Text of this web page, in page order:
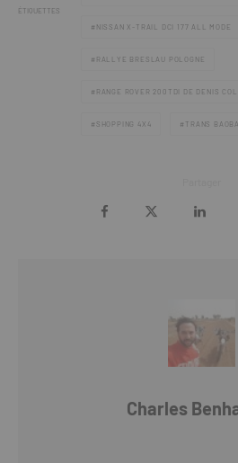
ÉTIQUETTES
NISSAN X-TRAIL DCI 177 ALL MODE
RALLYE BRESLAU POLOGNE
RANGE ROVER 200TDI DE DENIS
SHOPPING 4X4 TRANS
Charles